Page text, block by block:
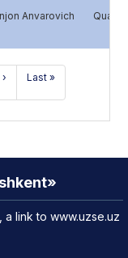
Anvarovich
Last »
a link to www.uzse.uz